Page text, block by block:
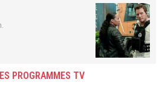
PROGRAMMES TV